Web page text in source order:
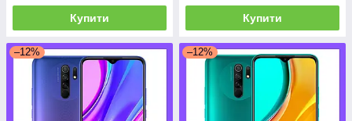
Купити Купити
–12% –12%